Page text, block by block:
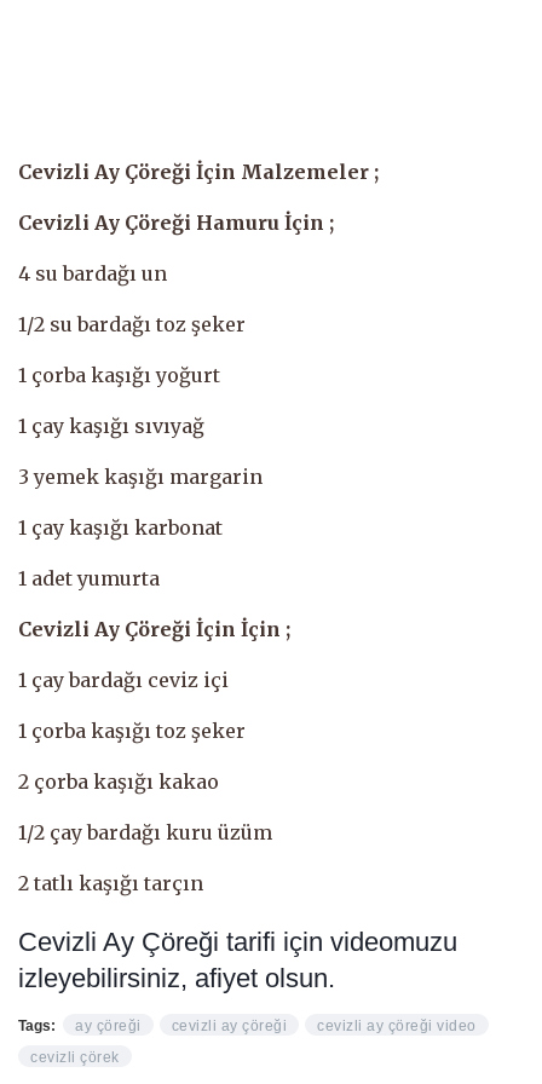
Cevizli Ay Çöreği İçin Malzemeler ;
Cevizli Ay Çöreği Hamuru İçin ;
4 su bardağı un
1/2 su bardağı toz şeker
1 çorba kaşığı yoğurt
1 çay kaşığı sıvıyağ
3 yemek kaşığı margarin
1 çay kaşığı karbonat
1 adet yumurta
Cevizli Ay Çöreği İçin İçin ;
1 çay bardağı ceviz içi
1 çorba kaşığı toz şeker
2 çorba kaşığı kakao
1/2 çay bardağı kuru üzüm
2 tatlı kaşığı tarçın
Cevizli Ay Çöreği tarifi için videomuzu
izleyebilirsiniz, afiyet olsun.
Tags: ay çöreği cevizli ay çöreği
cevizli ay çöreği video
cevizli çörek